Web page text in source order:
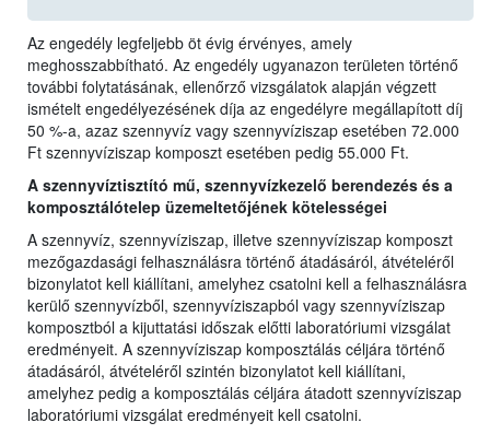
Az engedély legfeljebb öt évig érvényes, amely
meghosszabbítható. Az engedély ugyanazon területen történő
további folytatásának, ellenőrző vizsgálatok alapján végzett
ismételt engedélyezésének díja az engedélyre megállapított díj
50 %-a, azaz szennyvíz vagy szennyvíziszap esetében 72.000
Ft szennyvíziszap komposzt esetében pedig 55.000 Ft.
A szennyvíztisztító mű, szennyvízkezelő berendezés és a
komposztálótelep üzemeltetőjének kötelességei
A szennyvíz, szennyvíziszap, illetve szennyvíziszap komposzt
mezőgazdasági felhasználásra történő átadásáról, átvételéről
bizonylatot kell kiállítani, amelyhez csatolni kell a felhasználásra
kerülő szennyvízből, szennyvíziszapból vagy szennyvíziszap
komposztból a kijuttatási időszak előtti laboratóriumi vizsgálat
eredményeit. A szennyvíziszap komposztálás céljára történő
átadásáról, átvételéről szintén bizonylatot kell kiállítani,
amelyhez pedig a komposztálás céljára átadott szennyvíziszap
laboratóriumi vizsgálat eredményeit kell csatolni.